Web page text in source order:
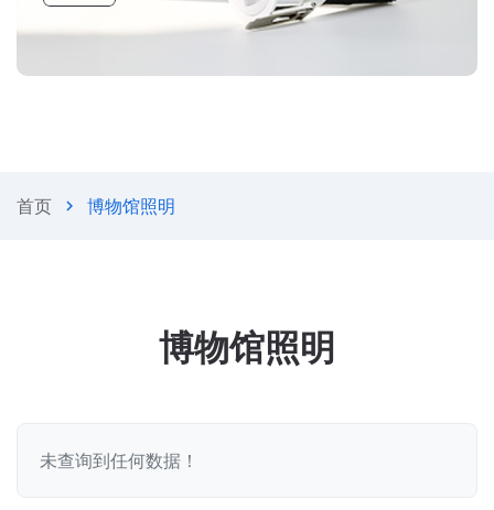
首页 chevron_right 博物馆照明
博物馆照明
未查询到任何数据！